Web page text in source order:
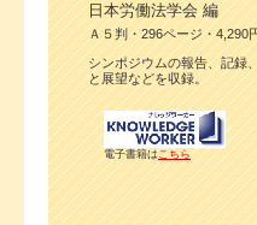
日本労働法学会 編
Ａ５判・296ページ・4,290
シンポジウムの報告、記録
と展望などを収録。
電子書籍はこちら